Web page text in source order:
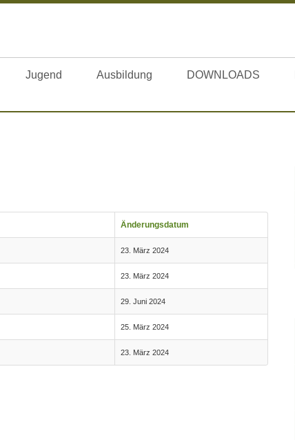
Jugend Ausbildung DOWNLOADS
Änderungsdatum
23. März 2024
23. März 2024
29. Juni 2024
25. März 2024
23. März 2024